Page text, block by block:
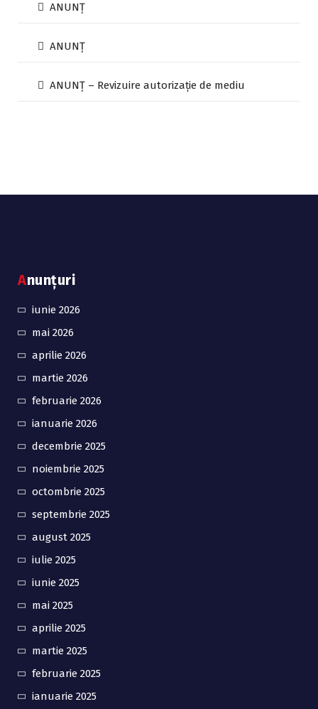
ANUNȚ
ANUNȚ
ANUNȚ – Revizuire autorizație de mediu
Anunțuri
iunie 2026
mai 2026
aprilie 2026
martie 2026
februarie 2026
ianuarie 2026
decembrie 2025
noiembrie 2025
octombrie 2025
septembrie 2025
august 2025
iulie 2025
iunie 2025
mai 2025
aprilie 2025
martie 2025
februarie 2025
ianuarie 2025